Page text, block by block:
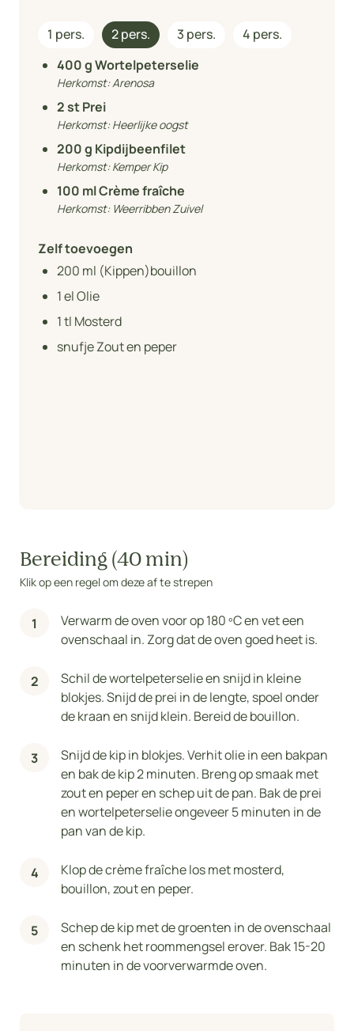
1 pers. 2 pers. 3 pers.
4 pers.
400g Wortelpeterselie
Herkomst:Arenosa
2st Prei
Herkomst:Heerlijke oogst
200g Kipdijbeenfilet
Herkomst:Kemper Kip
100 ml Crème fraîche
Herkomst: Weerribben Zuivel
Zelf toevoegen
200 ml (Kippen)bouillon
1el Olie
1tl Mosterd
snufje Zout en peper
Bereiding (40 min)
Klik op een regel om deze af te strepen
Verwarm de oven voor op 180 ºC en vet een
ovenschaal in. Zorg dat de oven goed heet is.
Schil de wortelpeterselie en snijd in kleine
blokjes. Snijd de prei in de lengte, spoel onder
de kraan en snijd klein. Bereid de bouillon.
Snijd de kip in blokjes. Verhit olie in een bakpan
en bak de kip 2 minuten. Breng op smaak met
zout en peper en schep uit de pan. Bak de prei
en wortelpeterselie ongeveer 5 minuten in de
pan van de kip.
Klop de crème fraîche los met mosterd,
bouillon, zout en peper.
Schep de kip met de groenten in de ovenschaal
en schenk het roommengsel erover. Bak 15-20
minuten in de voorverwarmde oven.